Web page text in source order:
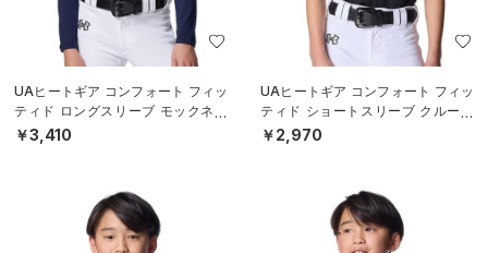
UAヒートギア コンフォート フィッ
ティド ロングスリーブ モックネッ
ク シャツ（ベースボール/BOYS）
￥3,410
UAヒートギア コンフォート フィッ
ティド ショートスリーブ クルーネ
ック シャツ（ベースボール/BOY
￥2,970